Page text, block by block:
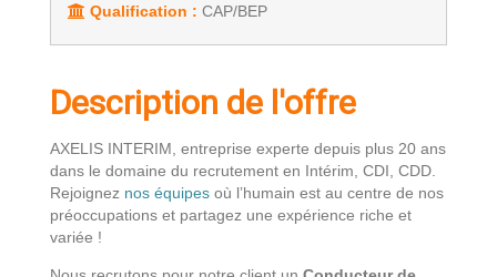
Qualification : CAP/BEP
Description de l'offre
AXELIS INTERIM, entreprise experte depuis plus 20 ans
dans le domaine du recrutement en Intérim, CDI, CDD.
Rejoignez nos équipes où l’humain est au centre de nos
préoccupations et partagez une expérience riche et
variée !